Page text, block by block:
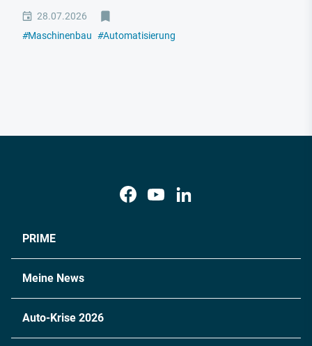
28.07.2026
#Maschinenbau #Automatisierung
PRIME
Meine News
Auto-Krise 2026